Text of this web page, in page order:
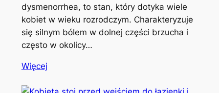
dysmenorrhea, to stan, który dotyka wiele
kobiet w wieku rozrodczym. Charakteryzuje
się silnym bólem w dolnej części brzucha i
często w okolicy…
Więcej